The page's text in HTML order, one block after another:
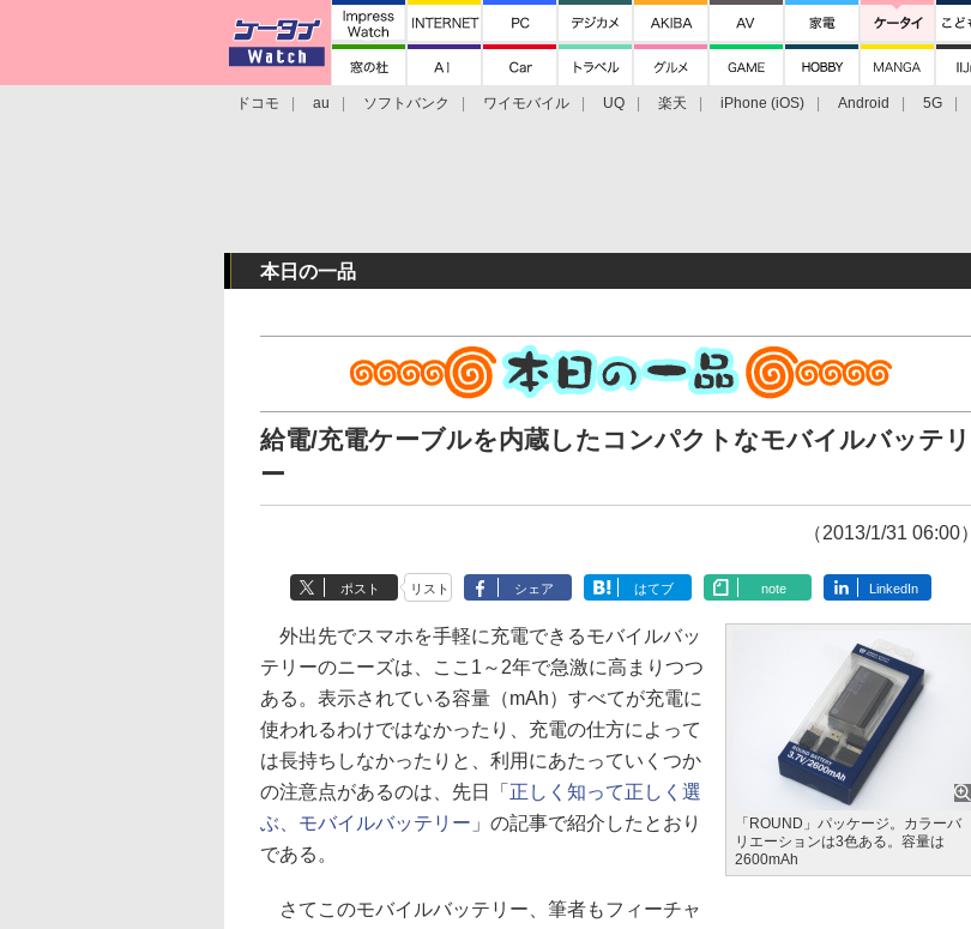
ドコモ au ソフトバンク ワイモバイル UQ 楽天 iPhone (iOS) Android 5G
本日の一品
給電/充電ケーブルを内蔵したコンパクトなモバイルバッテリ
ー
（2013/1/31 06:00）
ポスト リスト シェア はてブ note LinkedIn
「ROUND」パッケージ。カラーバ
リエーションは3色ある。容量は
2600mAh
外出先でスマホを手軽に充電できるモバイルバッ
テリーのニーズは、ここ1～2年で急激に高まりつつ
ある。表示されている容量（mAh）すべてが充電に
使われるわけではなかったり、充電の仕方によって
は長持ちしなかったりと、利用にあたっていくつか
の注意点があるのは、先日「 正しく知って正しく選
ぶ、モバイルバッテリー 」の記事で紹介したとおり
である。
さてこのモバイルバッテリー、筆者もフィーチャ